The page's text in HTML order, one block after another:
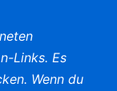
Links. Es
Wenn du